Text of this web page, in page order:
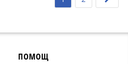
ПОМОЩ